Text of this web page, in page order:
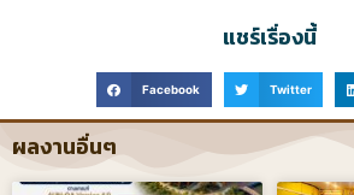
แชร์เรื่องนี้
Facebook Twitter
ผลงานอื่นๆ